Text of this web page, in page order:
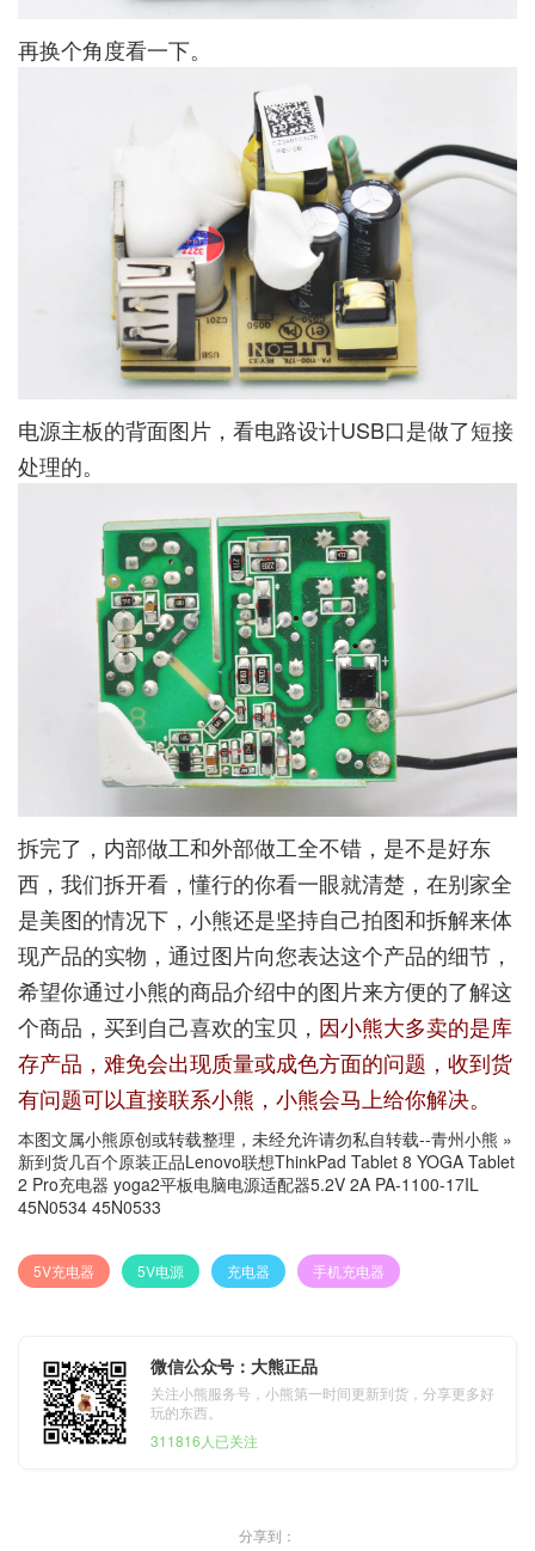
再换个角度看一下。
电源主板的背面图片，看电路设计USB口是做了短接
处理的。
拆完了，内部做工和外部做工全不错，是不是好东
西，我们拆开看，懂行的你看一眼就清楚，在别家全
是美图的情况下，小熊还是坚持自己拍图和拆解来体
现产品的实物，通过图片向您表达这个产品的细节，
希望你通过小熊的商品介绍中的图片来方便的了解这
个商品，买到自己喜欢的宝贝， 因小熊大多卖的是库
存产品，难免会出现质量或成色方面的问题，收到货
有问题可以直接联系小熊，小熊会马上给你解决。
本图文属小熊原创或转载整理，未经允许请勿私自转载--青州小熊 »
新到货几百个原装正品Lenovo联想ThinkPad Tablet 8 YOGA Tablet
2 Pro充电器 yoga2平板电脑电源适配器5.2V 2A PA-1100-17IL
45N0534 45N0533
5V充电器 5V电源 充电器 手机充电器
微信公众号：大熊正品
关注小熊服务号，小熊第一时间更新到货，分享更多好
玩的东西。
311816人已关注
分享到：